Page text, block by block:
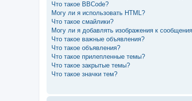
Что такое BBCode?
Могу ли я использовать HTML?
Что такое смайлики?
Могу ли я добавлять изображения к
Что такое важные объявления?
Что такое объявления?
Что такое прилепленные темы?
Что такое закрытые темы?
Что такое значки тем?